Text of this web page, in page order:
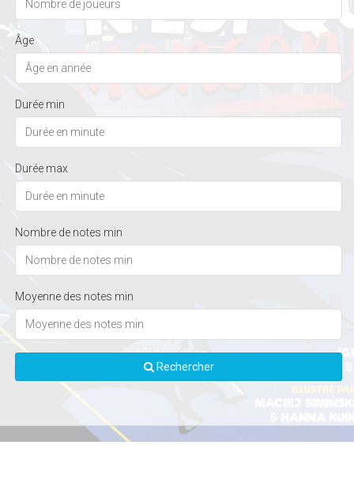
Âge
Durée min
Durée max
Nombre de notes min
Moyenne des notes min
Rechercher